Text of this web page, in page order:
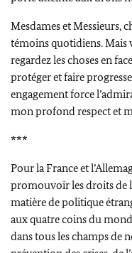
Mesdames et Messieurs,
témoins quotidiens. Mais
regardez les choses en
protéger et faire
engagement force
mon profond respect et
***
Pour la France et
promouvoir les droits de
matière de politique
aux quatre coins du
dans tous les champs de